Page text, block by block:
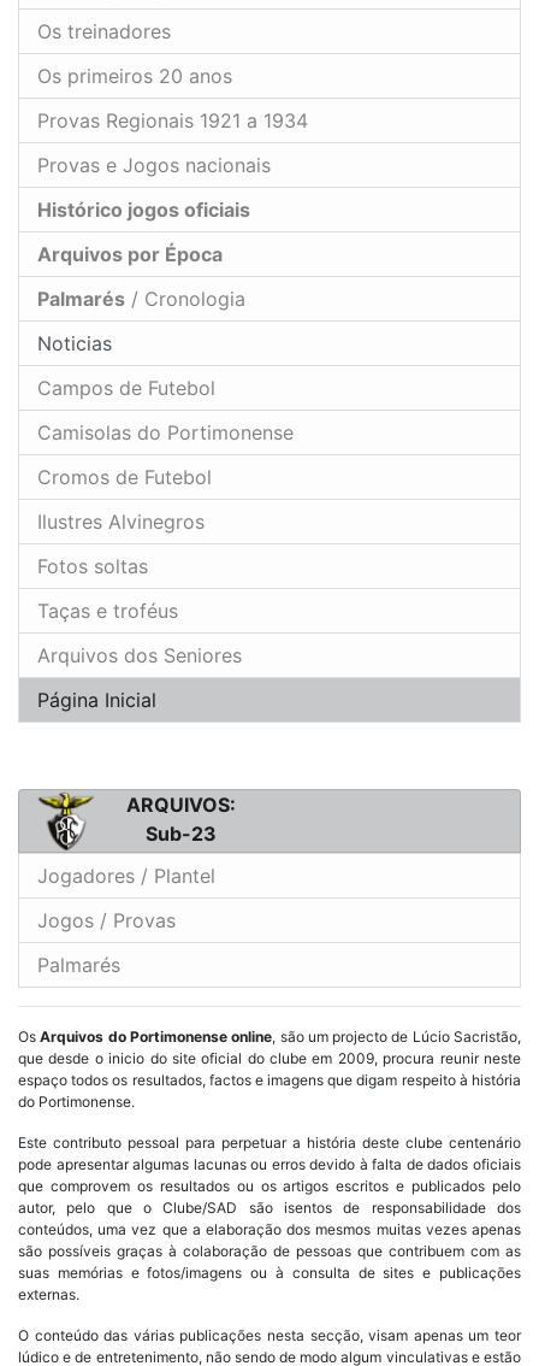
Os treinadores
Os primeiros 20 anos
Provas Regionais 1921 a 1934
Provas e Jogos nacionais
Histórico jogos oficiais
Arquivos por Época
Palmarés / Cronologia
Noticias
Campos de Futebol
Camisolas do Portimonense
Cromos de Futebol
Ilustres Alvinegros
Fotos soltas
Taças e troféus
Arquivos dos Seniores
Página Inicial
ARQUIVOS:
Sub-23
Jogadores / Plantel
Jogos / Provas
Palmarés
OsArquivos do Portimonense online, são um projecto de Lúcio Sacristão,
que desde o inicio do site oficial do clube em 2009, procura reunir neste
espaço todos os resultados, factos e imagens que digam respeito à história
do Portimonense.
Este contributo pessoal para perpetuar a história deste clube centenário
pode apresentar algumas lacunas ou erros devido à falta de dados oficiais
que comprovem os resultados ou os artigos escritos e publicados pelo
autor, pelo que o Clube/SAD são isentos de responsabilidade dos
conteúdos, uma vez que a elaboração dos mesmos muitas vezes apenas
são possíveis graças à colaboração de pessoas que contribuem com as
suas memórias e fotos/imagens ou à consulta de sites e publicações
externas.
O conteúdo das várias publicações nesta secção, visam apenas um teor
lúdico e de entretenimento, não sendo de modo algum vinculativas e estão